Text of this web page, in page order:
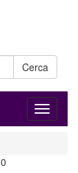
Cerca